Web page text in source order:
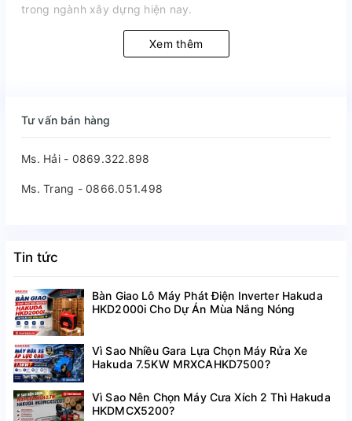
trong ngành xây dựng hiện nay.
Xem thêm
Tư vấn bán hàng
Ms. Hải - 0869.322.898
Ms. Trang - 0866.051.498
Tin tức
Bàn Giao Lô Máy Phát Điện Inverter Hakuda
HKD2000i Cho Dự Án Mùa Nắng Nóng
Vì Sao Nhiều Gara Lựa Chọn Máy Rửa Xe
Hakuda 7.5KW MRXCAHKD7500?
Vì Sao Nên Chọn Máy Cưa Xích 2 Thì Hakuda
HKDMCX5200?